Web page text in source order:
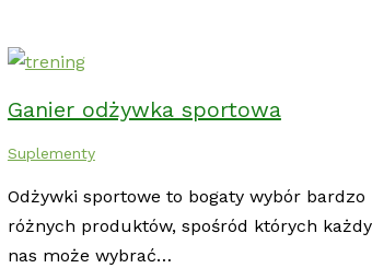
Ganier odżywka sportowa
Suplementy
Odżywki sportowe to bogaty wybór bardzo
różnych produktów, spośród których
nas może wybrać…